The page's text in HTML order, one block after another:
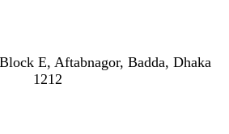
E, Aftabnagor, Badda, Dhaka
1212